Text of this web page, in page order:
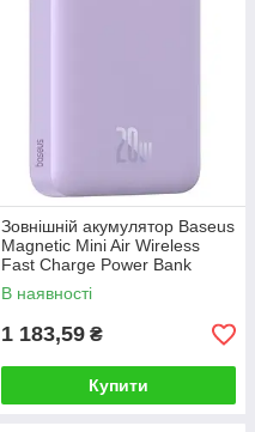
Зовнішній акумулятор Baseus
Magnetic Mini Air Wireless
Fast Charge Power Bank
6000mAh 20W Nebula
Purple（With Simple Series
В наявності
1 183,59 ₴
Купити